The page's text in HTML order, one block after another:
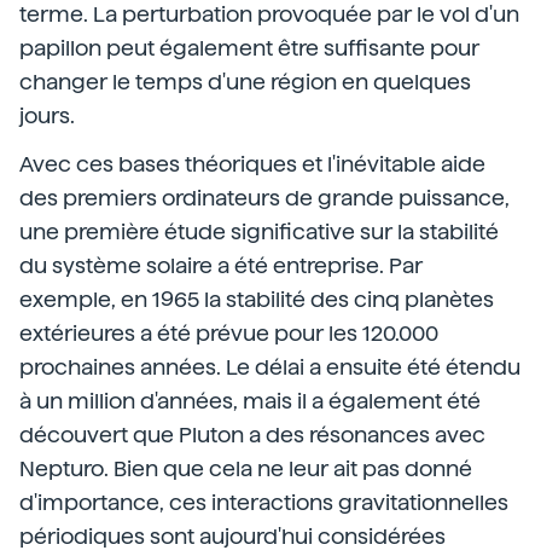
terme. La perturbation provoquée par le vol d'un
papillon peut également être suffisante pour
changer le temps d'une région en quelques
jours.
Avec ces bases théoriques et l'inévitable aide
des premiers ordinateurs de grande puissance,
une première étude significative sur la stabilité
du système solaire a été entreprise. Par
exemple, en 1965 la stabilité des cinq planètes
extérieures a été prévue pour les 120.000
prochaines années. Le délai a ensuite été étendu
à un million d'années, mais il a également été
découvert que Pluton a des résonances avec
Nepturo. Bien que cela ne leur ait pas donné
d'importance, ces interactions gravitationnelles
périodiques sont aujourd'hui considérées